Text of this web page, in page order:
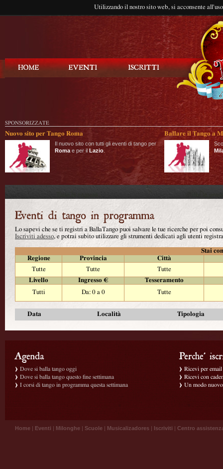
Utilizzando il nostro sito web, si acconsente
SPONSORIZZATE
Nuovo sito per Tango Roma
Il nuovo sito con tutti gli eventi di tango per
Roma e per il Lazio
Ballare il Tango a
Lo sapevi che se ti registri a BallaTango puoi salvare le tue ricerche per poi
Iscriviti adesso, e potrai subito utilizzare gli strumenti dedicati agli utenti
Stai
Regione
Provincia
Città
Tutte
Tutte
Tutte
Livello
Ingresso €
Tesseramento
Tutti
Da: 0 a 0 Tutte
Data Località Tipologia
Dove si balla tango oggi
Dove si balla tango questo fine settimana
I corsi di tango in programma questa settimana
Ricevi per
Ricevi con
Un modo
Home | Eventi | Milonghe | Scuole | Musicalizadores | Iscriviti | Centro